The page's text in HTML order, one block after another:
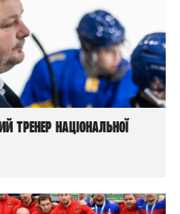
тренер національної